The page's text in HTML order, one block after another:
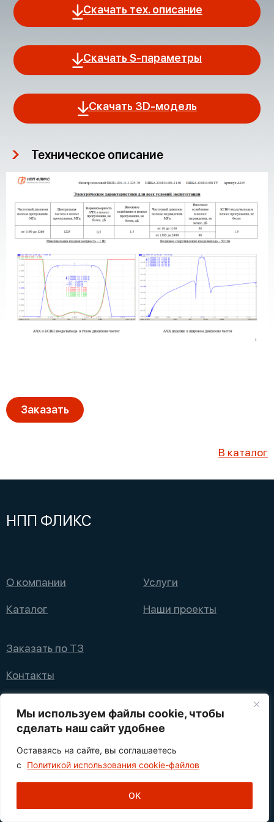
Мы используем файлы cookie, чтобы
сделать наш сайт удобнее
Оставаясь на сайте, вы соглашаетесь
с
Политикой использования cookie-файлов
OK
Скачать тех. описание
Скачать S-параметры
Скачать 3D-модель
Техническое описание
Заказать
В каталог
НПП ФЛИКС
О компании
Каталог
Услуги
Наши проекты
Заказать по ТЗ
Контакты
+7 (495) 008 08 12
info@nppfliks.ru
Политика конфиденциальности
© 2021—2025 НПП ФЛИКС